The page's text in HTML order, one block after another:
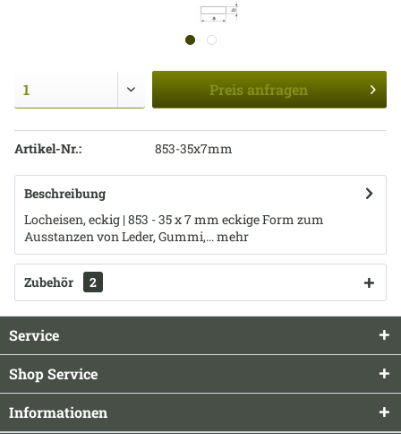
Preis anfragen
Artikel-Nr.: 853-35x7mm
Beschreibung
Locheisen, eckig | 853 - 35 x 7 mm eckige Form zum
Ausstanzen von Leder, Gummi,...mehr
Zubehör 2
Service
Shop Service
Informationen